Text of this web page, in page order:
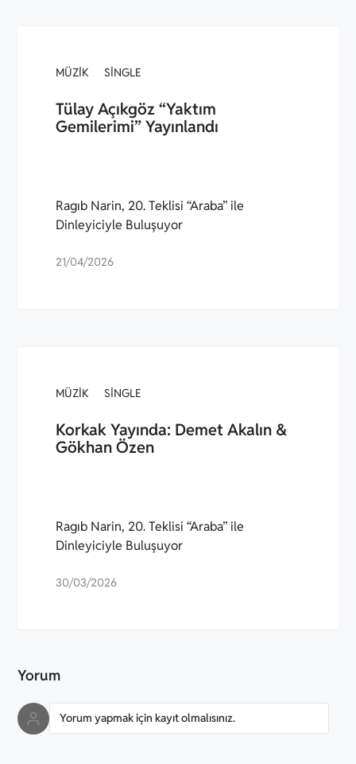
MÜZIK SINGLE
Tülay Açıkgöz “Yaktım
Gemilerimi” Yayınlandı
Ragıb Narin, 20. Teklisi “Araba” ile
Dinleyiciyle Buluşuyor
21/04/2026
MÜZIK SINGLE
Korkak Yayında: Demet Akalın &
Gökhan Özen
Ragıb Narin, 20. Teklisi “Araba” ile
Dinleyiciyle Buluşuyor
30/03/2026
Yorum
Yorum yapmak için kayıt olmalısınız.